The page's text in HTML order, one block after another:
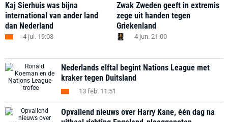
Kaj Sierhuis was bijna
international van ander land
dan Nederland
4 jul. 19:08
Zwak Zweden geeft in extremis
zege uit handen tegen
Griekenland
4 jun. 21:00
Nederlands elftal begint Nations League met
kraker tegen Duitsland
13 feb. 11:51
Opvallend nieuws over Harry Kane, één dag na